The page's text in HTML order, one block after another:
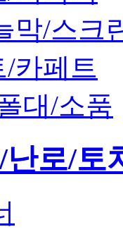
막/스크
카페트
대/소품
로/토